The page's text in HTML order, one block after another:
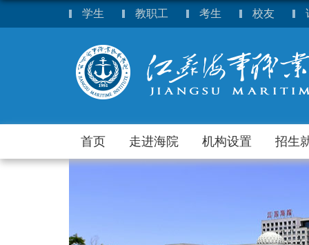
学生 教职工 考生 校友
首页 走进海院 机构设置 招生